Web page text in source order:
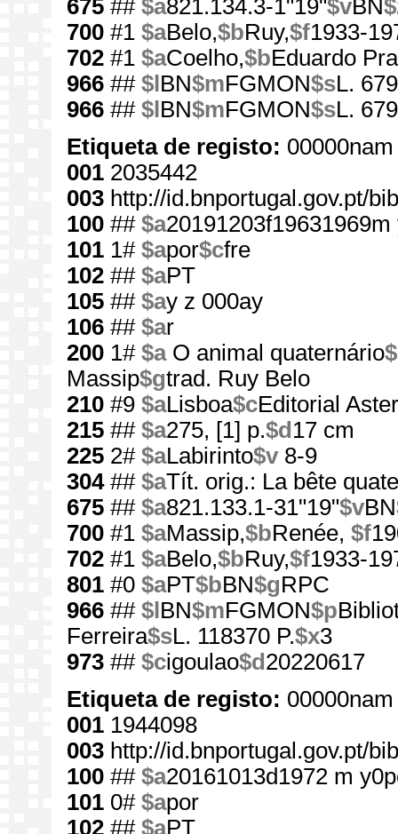
675 ## $a821.134.3-1"19"$vBN
700 #1 $aBelo,$bRuy,$f1933-
702 #1 $aCoelho,$bEduardo
966 ## $l BN$mFGMON$sL.
966 ## $l BN$mFGMON$sL.
Etiqueta de registo:
001 2035442
003 http://id.bnportugal.gov.pt/
100 ## $a
101 1# $apor$cfre
102 ## $aPT
105 ## $ay z 000ay
106 ## $ar
200 1# $aO animal quaternário
Massip$gtrad. Ruy Belo
210 #9 $aLisboa$cEditorial
215 ## $a275, [1] p.$d 17 cm
225 2# $aLabirinto$v 8-9
304## $aTít. orig.: La bête
675 ## $a821.133.1-31"19"$vBN
700 #1 $aMassip,$bRenée, $f
702 #1 $aBelo,$bRuy,$f1933-
801 #0 $aPT$bBN$gRPC
966 ## $l BN$mFGMON$p
Ferreira$sL. 118370 P.$x3
973 ## $cigoulao$d 20220617
Etiqueta de registo:
001 1944098
003 http://id.bnportugal.gov.pt/
100 ## $a20161013d1972 m
101 0# $apor
102 ## $aPT